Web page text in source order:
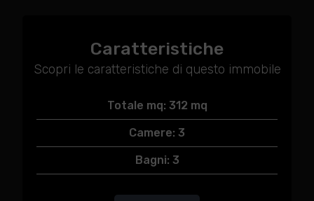
Caratteristiche
Scopri le caratteristiche di questo immobile
Totale mq: 312 mq
Camere: 3
Bagni: 3